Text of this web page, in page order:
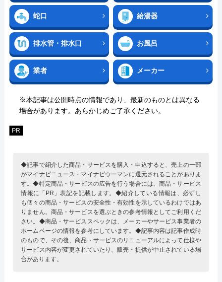
蛇口 給湯器
排水管・排水口 お風呂
業者 メーカー
※本記事は公開時点の情報であり、最新のものとは異なる
場合があります。あらかじめご了承ください。
PR
◆記事で紹介した商品・サービスを購入・申込すると、売上の一部
がマイナビニュース・マイナビウーマンに還元されることがありま
す。◆特定商品・サービスの広告を行う場合には、商品・サービス
情報に「PR」表記を記載します。◆紹介している情報は、必ずし
も個々の商品・サービスの安全性・有効性を示しているわけではあ
りません。商品・サービスを選ぶときの参考情報としてご利用くだ
さい。◆商品・サービススペックは、メーカーやサービス事業者の
ホームページの情報を参考にしています。◆記事内容は記事作成時
のもので、その後、商品・サービスのリニューアルによって仕様や
サービス内容が変更されていたり、販売・提供が中止されている場
合があります。